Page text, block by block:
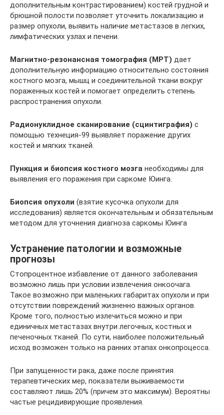
дополнительным контрастированием) костей грудной и
брюшной полости позволяет уточнить локализацию и
размер опухоли, выявить наличие метастазов в легких,
лимфатических узлах и печени.
Магнитно-резонансная томография (МРТ) дает
дополнительную информацию относительно состояния
костного мозга, мышц и соединительной ткани вокруг
пораженных костей и помогает определить степень
распространения опухоли.
Радионуклидное сканирование (сцинтиграфия) с
помощью технеция-99 выявляет поражение других
костей и мягких тканей.
Пункция и биопсия костного мозга необходимы для
выявления его поражения при саркоме Юинга.
Биопсия опухоли (взятие кусочка опухоли для
исследования) является окончательным и обязательным
методом для уточнения диагноза саркомы Юинга
Устранение патологии и возможные
прогнозы
Стопроцентное избавление от данного заболевания
возможно лишь при условии извлечения онкоочага.
Такое возможно при маленьких габаритах опухоли и при
отсутствии повреждений жизненно важных органов.
Кроме того, полностью излечиться можно и при
единичных метастазах внутри легочных, костных и
печеночных тканей. По сути, наиболее положительный
исход возможен только на ранних этапах онкопроцесса.
При запущенности рака, даже после принятия
терапевтических мер, показатели выживаемости
составляют лишь 20% (причем это максимум). Вероятны
частые рецидивирующие проявления.